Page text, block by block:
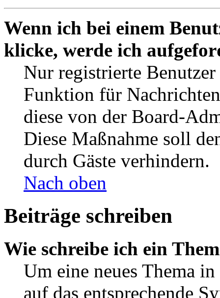
Wenn ich bei einem
klicke, werde ich
Nur registrierte
Funktion für
diese von der Board-
Diese Maßnahme soll
durch Gäste verhindern.
Nach oben
Beiträge schreiben
Wie schreibe ich ein
Um eine neues Thema
auf das entsprechende